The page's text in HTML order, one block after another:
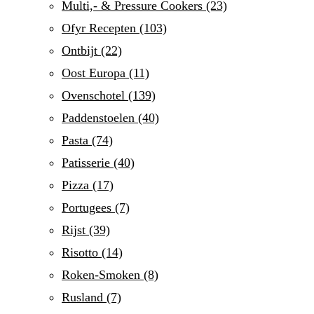
Multi,- & Pressure Cookers (23)
Ofyr Recepten (103)
Ontbijt (22)
Oost Europa (11)
Ovenschotel (139)
Paddenstoelen (40)
Pasta (74)
Patisserie (40)
Pizza (17)
Portugees (7)
Rijst (39)
Risotto (14)
Roken-Smoken (8)
Rusland (7)